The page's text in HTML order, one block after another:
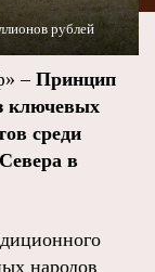
рублей
– Принцип
ключевых
среди
в
народов